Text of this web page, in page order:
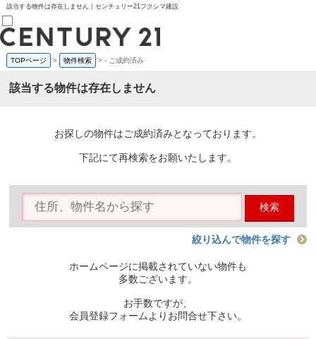
該当する物件は存在しません｜センチュリー21フクシマ建設
売買部
0120-800-844
賃貸部
会員メニュー
物件を探す
購入TOP
条件から探す
住宅ローン控除シミュレータ
TOPページ > 物件検索 >- ご成約済み
該当する物件は存在しません
お探しの物件はご成約済みとなっております。
下記にて再検索をお願いたします。
検索
絞り込んで物件を探す
ホームページに掲載されていない物件も
多数ございます。
お手数ですが、
会員登録フォームよりお問合せ下さい。